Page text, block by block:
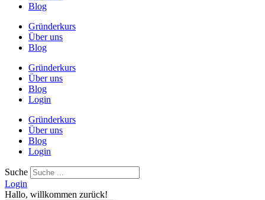
Blog
Gründerkurs
Über uns
Blog
Gründerkurs
Über uns
Blog
Login
Gründerkurs
Über uns
Blog
Login
Suche
Login
Hallo, willkommen zurück!